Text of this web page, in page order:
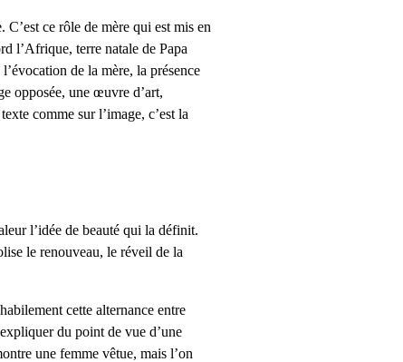
ce rôle de mère qui est mis en
l’Afrique, terre natale de Papa
de la mère, la présence
opposée, une œuvre d’art,
comme sur l’image, c’est la
l’idée de beauté qui la définit.
le renouveau, le réveil de la
cette alternance entre
du point de vue d’une
une femme vêtue, mais l’on